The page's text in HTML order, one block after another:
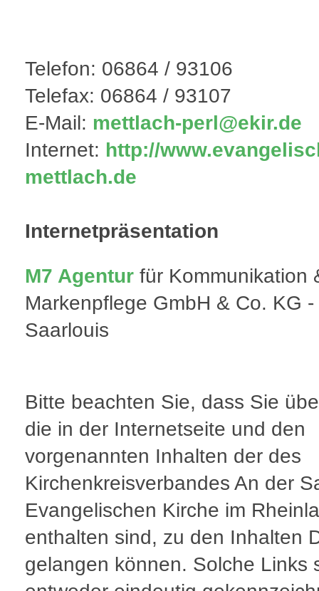
Telefon: 06864 / 93106
Telefax: 06864 / 93107
E-Mail: mettlach-perl@ekir.de
Internet: http://
mettlach.de
Internetpräsentation
M7 Agentur für Kommunikation
Markenpflege GmbH & Co. KG -
Saarlouis
Bitte beachten Sie, dass Sie
die in der Internetseite und den
vorgenannten Inhalten der des
Kirchenkreisverbandes An der
Evangelischen Kirche im
enthalten sind, zu den Inhalten
gelangen können. Solche Links